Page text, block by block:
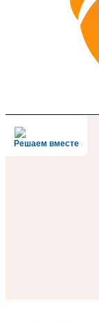
Решаем вместе